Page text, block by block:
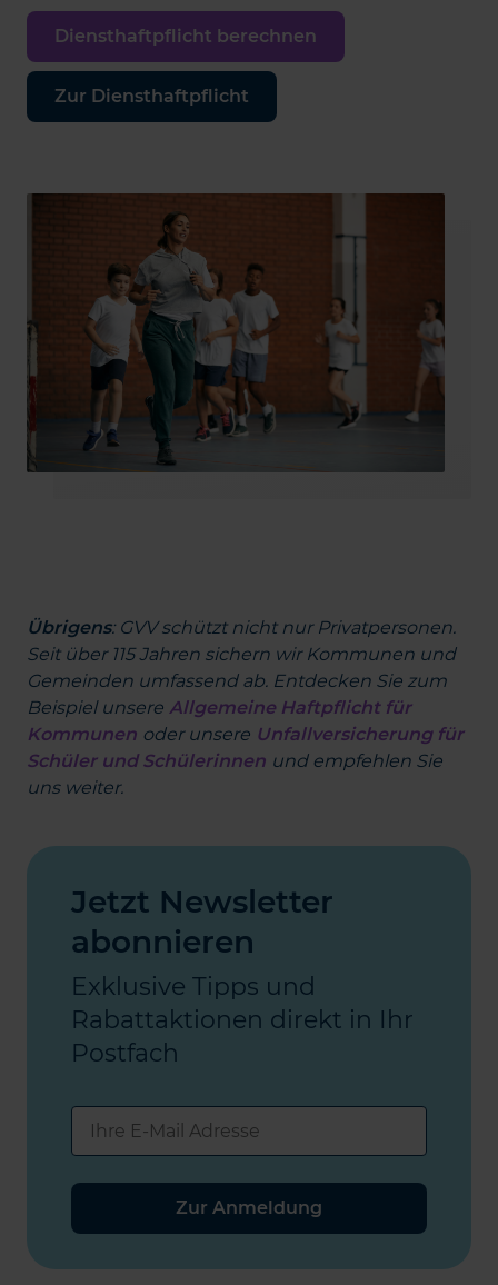
Diensthaftpflicht berechnen
Zur Diensthaftpflicht
Übrigens: GVV schützt nicht nur Privatpersonen.
Seit über 115 Jahren sichern wir Kommunen und
Gemeinden umfassend ab. Entdecken Sie zum
Beispiel unsere Allgemeine Haftpflicht für
Kommunen oder unsere Unfallversicherung für
Schüler und Schülerinnen und empfehlen Sie
uns weiter.
Jetzt Newsletter
abonnieren
Exklusive Tipps und
Rabattaktionen direkt in Ihr
Postfach
Zur Anmeldung